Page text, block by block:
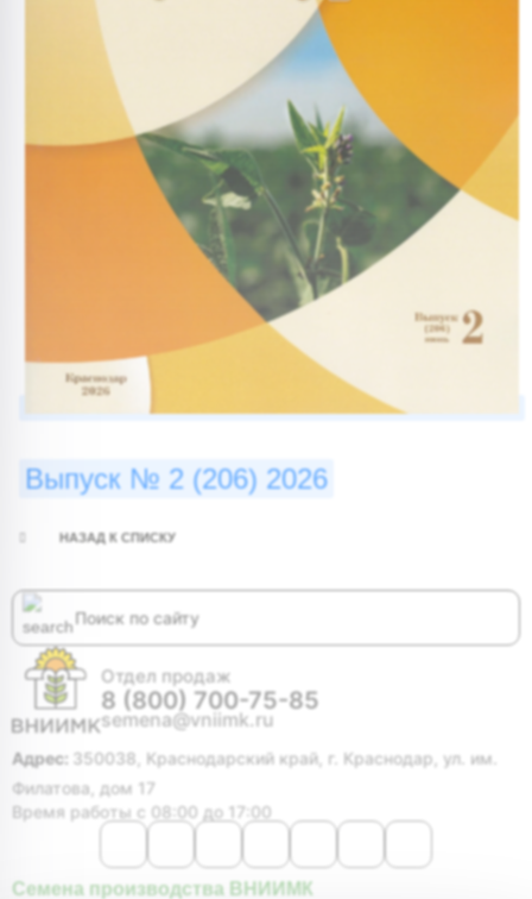
Выпуск № 2 (206) 2026
НАЗАД К СПИСКУ
Отдел продаж
8 (800) 700-75-85
semena@vniimk.ru
Адрес: 350038, Краснодарский край, г. Краснодар, ул. им.
Филатова, дом 17
Время работы с 08:00 до 17:00
Семена производства ВНИИМК